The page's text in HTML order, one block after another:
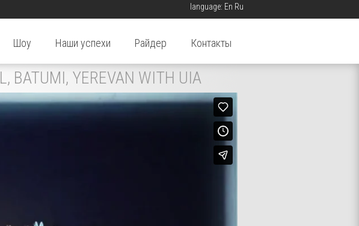
language: En Ru
Шоу Наши успехи Райдер Контакты
BATUMI, YEREVAN WITH UIA